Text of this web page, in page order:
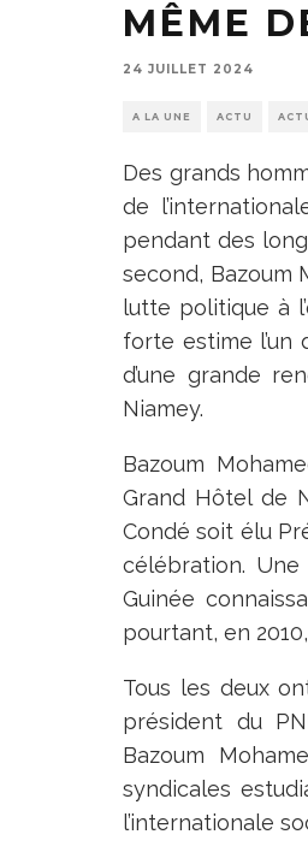
MÊME
24 JUILLET 2024
A LA UNE ACTU
Des grands
de
pendant des
second, Bazoum
lutte politique à
forte estime l’un
d’une grande
Niamey.
Bazoum
Grand Hôtel de
Condé soit élu
célébration. Une
Guinée
pourtant, en
Tous les deux
président du
Bazoum
syndicales
l’internationale